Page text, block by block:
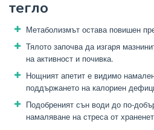
тегло
Метаболизмът остава повишен
Тялото започва да изгаря
на активност и почивка.
Нощният апетит е видимо
поддържането на калориен
Подобреният сън води до по-
намаляване на стреса от